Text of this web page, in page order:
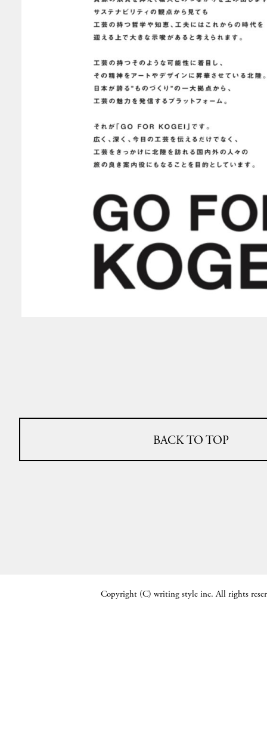
BACK TO TOP
Copyright (C) writing style inc. All rights